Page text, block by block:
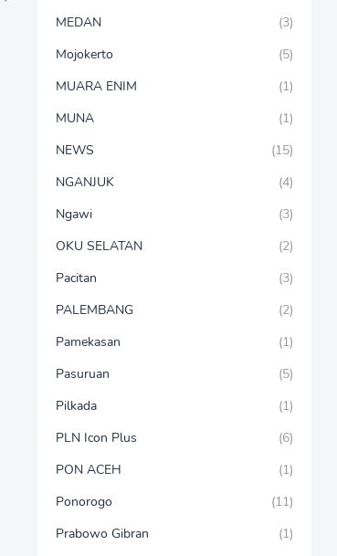
MEDAN
(3)
Mojokerto
(5)
MUARA ENIM
(1)
MUNA
(1)
NEWS
(15)
NGANJUK
(4)
Ngawi
(3)
OKU SELATAN
(2)
Pacitan
(3)
PALEMBANG
(2)
Pamekasan
(1)
Pasuruan
(5)
Pilkada
(1)
PLN Icon Plus
(6)
PON ACEH
(1)
Ponorogo
(11)
Prabowo Gibran
(1)